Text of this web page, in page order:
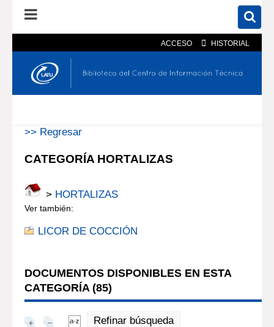
ACCESO HISTORIAL
En el catálogo En el sitio
>> Regresar
CATEGORÍA HORTALIZAS
> HORTALIZAS
Ver también:
LICOR DE COCCIÓN
DOCUMENTOS DISPONIBLES EN ESTA
CATEGORÍA (85)
Refinar búsqueda